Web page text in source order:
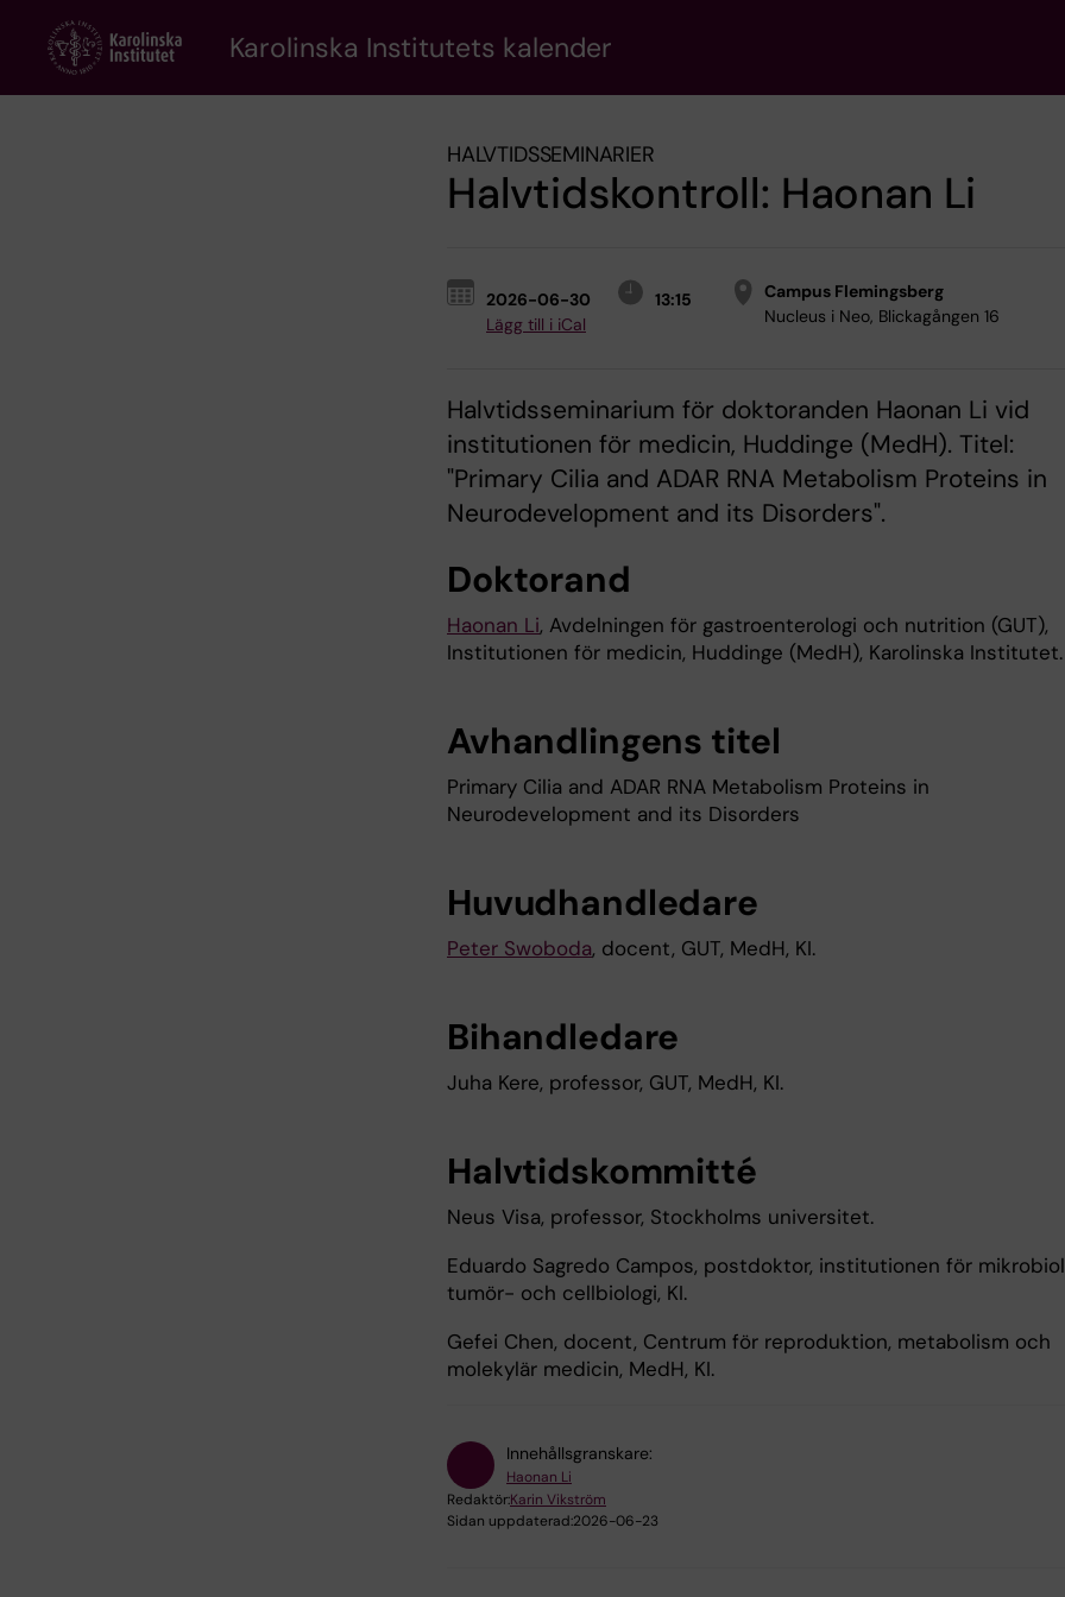
content
Karolinska Institutets kalender
HALVTIDSSEMINARIER
Halvtidskontroll: Haonan Li
2026-06-30
13:15
Lägg till i iCal
Campus Flemingsberg
Nucleus i Neo, Blickagången 16
Halvtidsseminarium för doktoranden Haonan Li vid
institutionen för medicin, Huddinge (MedH). Titel:
"Primary Cilia and ADAR RNA Metabolism Proteins in
Neurodevelopment and its Disorders".
Doktorand
Haonan Li, Avdelningen för gastroenterologi och nutrition (GUT),
Institutionen för medicin, Huddinge (MedH), Karolinska Institutet.
Avhandlingens titel
Primary Cilia and ADAR RNA Metabolism Proteins in
Neurodevelopment and its Disorders
Huvudhandledare
Peter Swoboda, docent, GUT, MedH, KI.
Bihandledare
Juha Kere, professor, GUT, MedH, KI.
Halvtidskommitté
Neus Visa, professor, Stockholms universitet.
Eduardo Sagredo Campos, postdoktor, institutionen för
tumör- och cellbiologi, KI.
Gefei Chen, docent, Centrum för reproduktion, metabolism och
molekylär medicin, MedH, KI.
Innehållsgranskare:
Haonan Li
Redaktör:Karin Vikström
Sidan uppdaterad:2026-06-23